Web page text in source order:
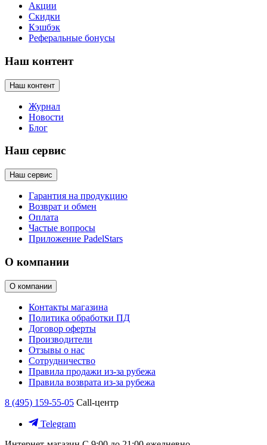
Акции
Скидки
Кэшбэк
Реферальные бонусы
Наш контент
Наш контент
Журнал
Новости
Блог
Наш сервис
Наш сервис
Гарантия на продукцию
Возврат и обмен
Оплата
Частые вопросы
Приложение PadelStars
О компании
О компании
Контакты магазина
Политика обработки ПД
Договор оферты
Производители
Отзывы о нас
Сотрудничество
Правила продажи из-за рубежа
Правила возврата из-за рубежа
8 (495) 159-55-05 Call-центр
Telegram